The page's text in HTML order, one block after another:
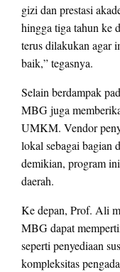
gizi dan prestasi
hingga tiga tahun ke
terus dilakukan agar
baik,” tegasnya.
Selain berdampak
MBG juga
UMKM. Vendor
lokal sebagai bagian
demikian, program
daerah.
Ke depan, Prof. Ali
MBG dapat
seperti penyediaan
kompleksitas